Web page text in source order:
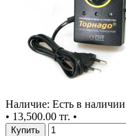
Наличие: Есть в наличии
• 13,500.00 тг. •
Купить